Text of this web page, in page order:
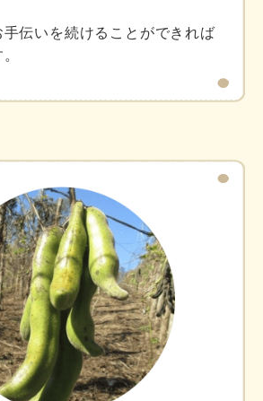
伝いを続けることができれば